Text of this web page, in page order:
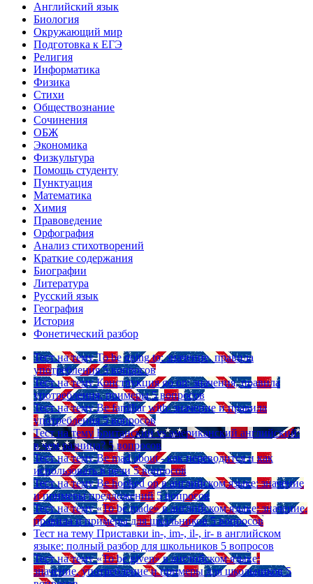
Английский язык
Биология
Окружающий мир
Подготовка к ЕГЭ
Религия
Информатика
Физика
Стихи
Обществознание
Сочинения
ОБЖ
Экономика
Физкультура
Помощь студенту
Пунктуация
Математика
Химия
Правоведение
Орфография
Анализ стихотворений
Краткие содержания
Биографии
Литература
Русский язык
География
История
Фонетический разбор
Тест на тему To be going to: значение, правила
употребления 5 вопросов
Тест на тему Конструкция go on: значения, правила
употребления, примеры 5 вопросов
Тест на тему Be familiar with: значение и правила
употребления 5 вопросов
Тест на тему Британский vs американский английский:
в чем разница? 5 вопросов
Тест на тему Be mad about - как переводится и как
использовать в речи 5 вопросов
Тест на тему Be hooked on в английском языке: значение
и примеры предложений 5 вопросов
Тест на тему «To be made» в английском языке: значение,
правила и примеры для школьников 5 вопросов
Тест на тему Приставки in-, im-, il-, ir- в английском
языке: полный разбор для школьников 5 вопросов
Тест на тему «To be given» в английском языке:
значение, употребление и примеры для школьников 5